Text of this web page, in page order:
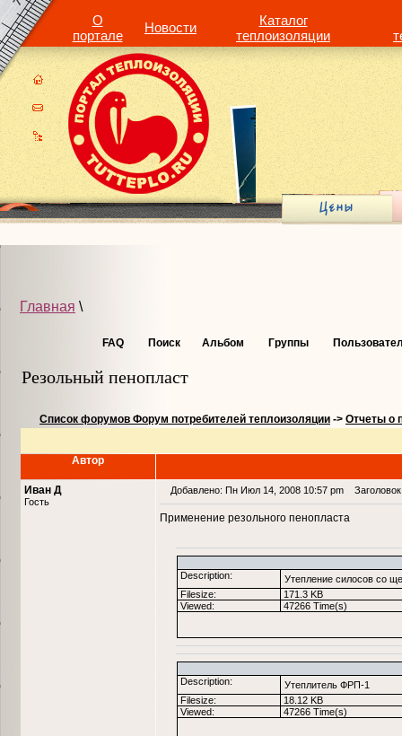
О
портале
Новости
Каталог
теплоизоляции
Главная \
FAQ Поиск Альбом Группы
Резольный пенопласт
Список форумов Форум потребителей теплоизоляции -> Отчеты о
Автор
Иван Д
Гость
Добавлено: Пн Июл 14, 2008 10:57 pm
Применение резольного пенопласта
Description:
Утепление силосов со
Filesize:
171.3 KB
Viewed:
47266 Time(s)
Description:
Утеплитель ФРП-1
Filesize:
18.12 KB
Viewed:
47266 Time(s)